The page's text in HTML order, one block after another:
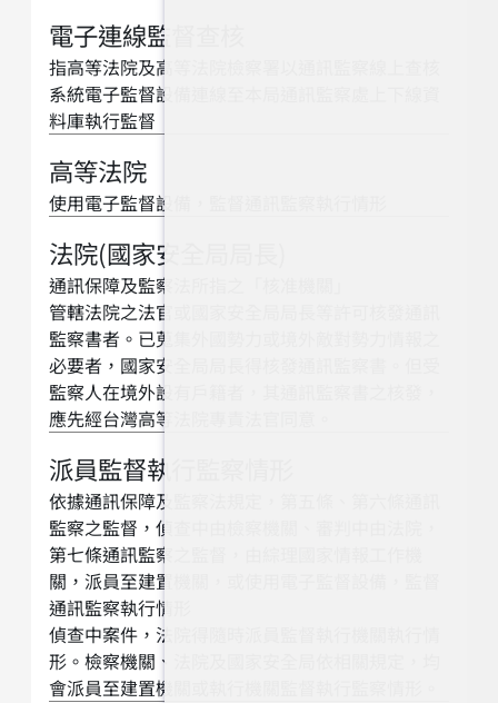
電子連線監督查核
指高等法院及高等法院檢察署以通訊監察線上查核
系統電子監督設備連線至本局通訊監察處上下線資
料庫執行監督
高等法院
使用電子監督設備，監督通訊監察執行情形
法院(國家安全局局長)
通訊保障及監察法所指之「核准機關」
管轄法院之法官或國家安全局局長等許可核發通訊
監察書者。已蒐集外國勢力或境外敵對勢力情報之
必要者，國家安全局局長得核發通訊監察書。但受
監察人在境外設有戶籍者，其通訊監察書之核發，
應先經台灣高等法院專責法官同意。
派員監督執行監察情形
依據通訊保障及監察法規定，第五條、第六條通訊
監察之監督，偵查中由檢察機關、審判中由法院，
第七條通訊監察之監督，由綜理國家情報工作機
關，派員至建置機關，或使用電子監督設備，監督
通訊監察執行情形
偵查中案件，法院得隨時派員監督執行機關執行情
形。檢察機關、法院及國家安全局依相關規定，均
會派員至建置機關或執行機關監督執行監察情形。